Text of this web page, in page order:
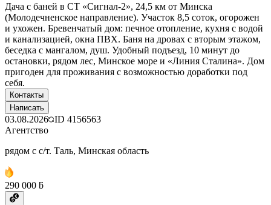
Дача с баней в СТ «Сигнал-2», 24,5 км от Минска
(Молодечненское направление). Участок 8,5 соток, огорожен
и ухожен. Бревенчатый дом: печное отопление, кухня с водой
и канализацией, окна ПВХ. Баня на дровах с вторым этажом,
беседка с мангалом, душ. Удобный подъезд, 10 минут до
остановки, рядом лес, Минское море и «Линия Сталина». Дом
пригоден для проживания с возможностью доработки под
себя.
Контакты
Написать
03.08.2026 ID 4156563
Агентство
рядом с с/т. Таль, Минская область
290 000 ƃ